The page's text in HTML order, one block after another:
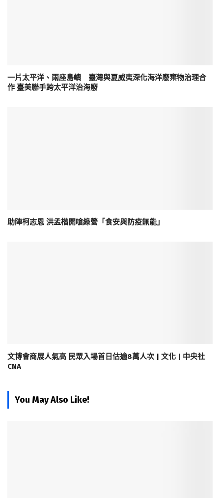
一片太平洋、兩座島嶼 臺灣與夏威夷深化海洋廢棄物治理合
作 臺美聯手跨太平洋治海廢
助陣柯志恩 洪孟楷開嗆綠營「食安與防疫無能」
文博會商展人氣高 民眾入場首日估逾8萬人次 | 文化 | 中央社
CNA
You May Also Like!